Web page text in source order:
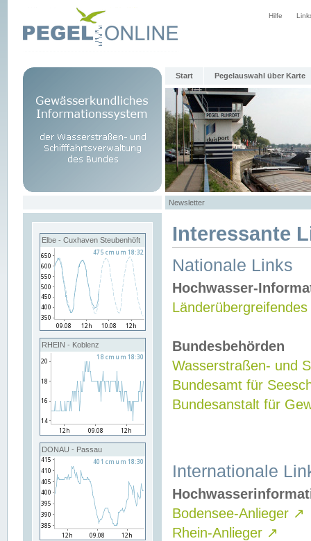
Hilfe
Start Pegelauswahl über Karte
Newsletter
Elbe - Cuxhaven Steubenhöft
RHEIN - Koblenz
DONAU - Passau
Interessante
Nationale Links
Hochwasser-
Bundesbehörden
Wasserstraßen- und
Bundesamt für
Bundesanstalt für
Internationale
Bodensee-Anlieger ↗
Rhein-Anlieger ↗